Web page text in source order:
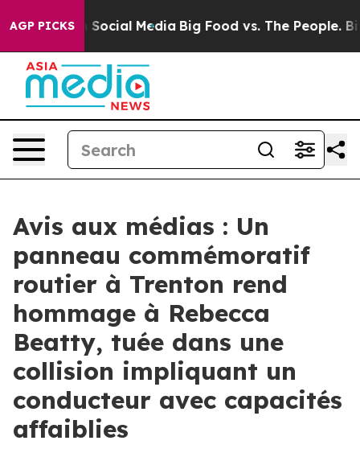
AGP PICKSon Social Media Big Food vs. The People. Big
Avis aux médias : Un
panneau commémoratif
routier à Trenton rend
hommage à Rebecca
Beatty, tuée dans une
collision impliquant un
conducteur avec capacités
affaiblies